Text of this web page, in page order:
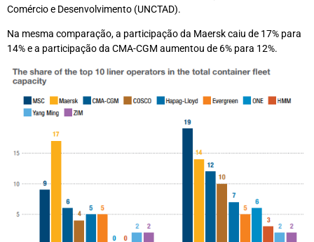
Comércio e Desenvolvimento (UNCTAD).
Na mesma comparação, a participação da Maersk caiu de 17% para
14% e a participação da CMA-CGM aumentou de 6% para 12%.